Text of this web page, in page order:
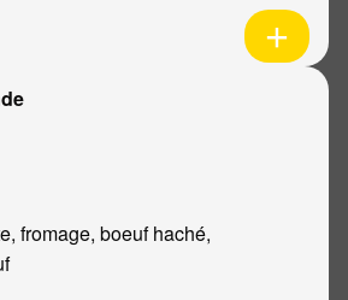
fromage, boeuf haché,